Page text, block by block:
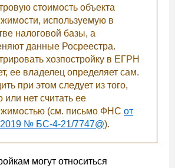
стоимость объекта
используемую в
налоговой базы, а
данные Росреестра.
хозпостройку в ЕГРН
ее владелец определяет сам.
при этом следует из того,
или нет считать ее
(см. письмо ФНС от
№ БС-4-21/7747@).
могут относиться